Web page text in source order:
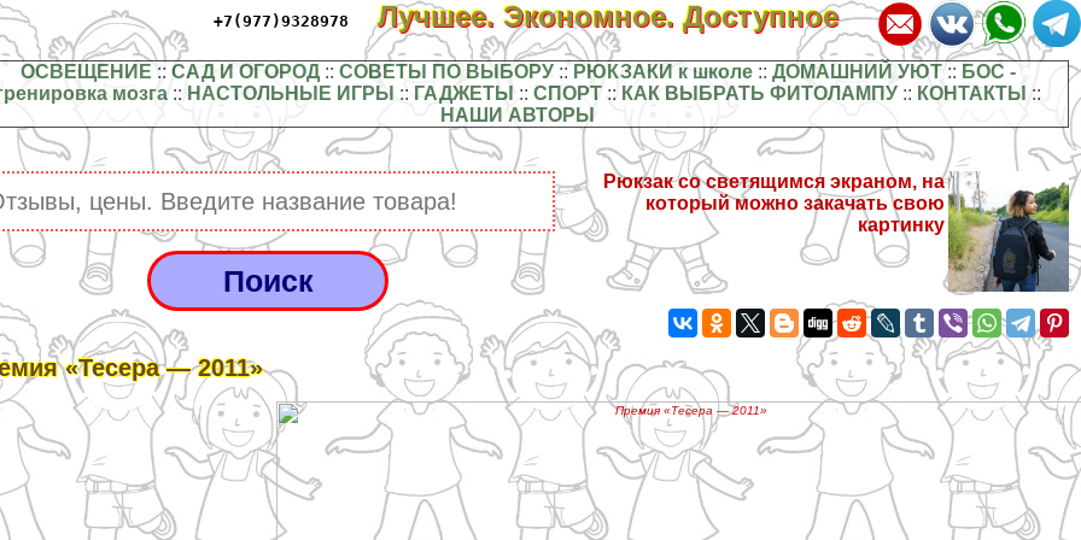
+7(977)9328978 Лучшее. Экономное. Доступное
ОСВЕЩЕНИЕ :: САД И ОГОРОД:: СОВЕТЫ ПО ВЫБОРУ:: РЮКЗАКИ к школе:: ДОМАШНИЙ УЮТ:: БОС -
мозга :: НАСТОЛЬНЫЕ ИГРЫ :: ГАДЖЕТЫ ::СПОРТ :: КАК ВЫБРАТЬ ФИТОЛАМПУ :: КОНТАКТЫ ::
НАШИ АВТОРЫ
Рюкзак со светящимся экраном, на
который можно закачать свою
картинку
«Тесера — 2011»